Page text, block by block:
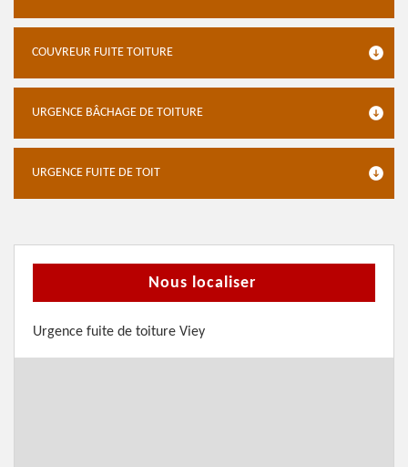
COUVREUR FUITE TOITURE
URGENCE BÂCHAGE DE TOITURE
URGENCE FUITE DE TOIT
Nous localiser
Urgence fuite de toiture Viey